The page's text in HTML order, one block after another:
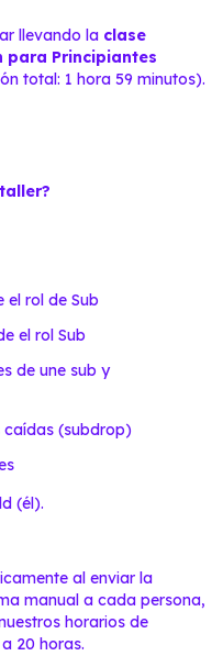
llevando la clase
para Principiantes
total: 1 hora 59 minutos).
el rol de Sub
el rol Sub
de une sub y
caídas (subdrop)
(él).
al enviar la
manual a cada persona,
horarios de
20 horas.